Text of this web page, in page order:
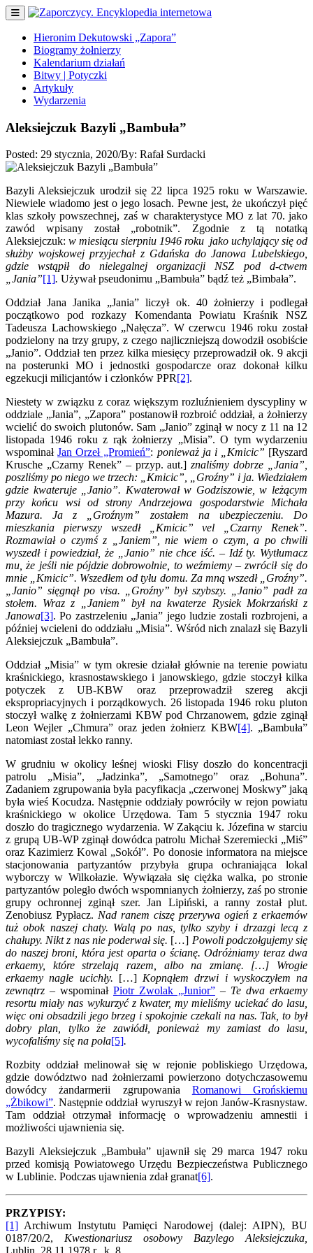
Hieronim Dekutowski „Zapora”
Biogramy żołnierzy
Kalendarium działań
Bitwy | Potyczki
Artykuły
Wydarzenia
Aleksiejczuk Bazyli „Bambuła”
Posted: 29 stycznia, 2020/By: Rafał Surdacki
Bazyli Aleksiejczuk urodził się 22 lipca 1925 roku w Warszawie.
Niewiele wiadomo jest o jego losach. Pewne jest, że ukończył pięć
klas szkoły powszechnej, zaś w charakterystyce MO z lat 70. jako
zawód wpisany został „robotnik”. Zgodnie z tą notatką
Aleksiejczuk: w miesiącu sierpniu 1946 roku jako uchylający się od
służby wojskowej przyjechał z Gdańska do Janowa Lubelskiego,
gdzie wstąpił do nielegalnej organizacji NSZ pod d-ctwem
„Jania”[1]. Używał pseudonimu „Bambuła” bądź też „Bimbała”.
Oddział Jana Janika „Jania” liczył ok. 40 żołnierzy i podlegał
początkowo pod rozkazy Komendanta Powiatu Kraśnik NSZ
Tadeusza Lachowskiego „Nałęcza”. W czerwcu 1946 roku został
podzielony na trzy grupy, z czego najliczniejszą dowodził osobiście
„Janio”. Oddział ten przez kilka miesięcy przeprowadził ok. 9 akcji
na posterunki MO i jednostki gospodarcze oraz dokonał kilku
egzekucji milicjantów i członków PPR[2].
Niestety w związku z coraz większym rozluźnieniem dyscypliny w
oddziale „Jania”, „Zapora” postanowił rozbroić oddział, a żołnierzy
wcielić do swoich plutonów. Sam „Janio” zginął w nocy z 11 na 12
listopada 1946 roku z rąk żołnierzy „Misia”. O tym wydarzeniu
wspominałJan Orzeł „Promień”: ponieważ ja i „Kmicic” [Ryszard
Krusche „Czarny Renek” – przyp. aut.]znaliśmy dobrze „Jania”,
poszliśmy po niego we trzech: „Kmicic”, „Groźny” i ja. Wiedziałem
gdzie kwateruje „Janio”. Kwaterował w Godziszowie, w leżącym
przy końcu wsi od strony Andrzejowa gospodarstwie Michała
Mazura. Ja z „Groźnym” zostałem na ubezpieczeniu. Do
mieszkania pierwszy wszedł „Kmicic” vel „Czarny Renek”.
Rozmawiał o czymś z „Janiem”, nie wiem o czym, a po chwili
wyszedł i powiedział, że „Janio” nie chce iść. – Idź ty. Wytłumacz
mu, że jeśli nie pójdzie dobrowolnie, to weźmiemy – zwrócił się do
mnie „Kmicic”. Wszedłem od tyłu domu. Za mną wszedł „Groźny”.
„Janio” sięgnął po visa. „Groźny” był szybszy. „Janio” padł za
stołem. Wraz z „Janiem” był na kwaterze Rysiek Mokrzański z
Janowa[3]. Po zastrzeleniu „Jania” jego ludzie zostali rozbrojeni, a
później wcieleni do oddziału „Misia”. Wśród nich znalazł się Bazyli
Aleksiejczuk „Bambuła”.
Oddział „Misia” w tym okresie działał głównie na terenie powiatu
kraśnickiego, krasnostawskiego i janowskiego, gdzie stoczył kilka
potyczek z UB-KBW oraz przeprowadził szereg akcji
ekspropriacyjnych i porządkowych. 26 listopada 1946 roku pluton
stoczył walkę z żołnierzami KBW pod Chrzanowem, gdzie zginął
Leon Wejler „Chmura” oraz jeden żołnierz KBW[4]. „Bambuła”
natomiast został lekko ranny.
W grudniu w okolicy leśnej wioski Flisy doszło do koncentracji
patrolu „Misia”, „Jadzinka”, „Samotnego” oraz „Bohuna”.
Zadaniem zgrupowania była pacyfikacja „czerwonej Moskwy” jaką
była wieś Kocudza. Następnie oddziały powróciły w rejon powiatu
kraśnickiego w okolice Urzędowa. Tam 5 stycznia 1947 roku
doszło do tragicznego wydarzenia. W Zakąciu k. Józefina w starciu
z grupą UB-WP zginął dowódca patrolu Michał Szeremiecki „Miś”
oraz Kazimierz Kowal „Sokół”. Po donosie informatora na miejsce
stacjonowania partyzantów przybyła grupa ochraniająca lokal
wyborczy w Wilkołazie. Wywiązała się ciężka walka, po stronie
partyzantów poległo dwóch wspomnianych żołnierzy, zaś po stronie
grupy ochronnej zginął szer. Jan Lipiński, a ranny został plut.
Zenobiusz Pypłacz. Nad ranem ciszę przerywa ogień z erkaemów
tuż obok naszej chaty. Walą po nas, tylko szyby i drzazgi lecą z
chałupy. Nikt z nas nie poderwał się. […] Powoli podczołgujemy się
do naszej broni, która jest oparta o ścianę. Odróżniamy teraz dwa
erkaemy, które strzelają razem, albo na zmianę. […] Wrogie
erkaemy nagle ucichły. […] Kopnąłem drzwi i wyskoczyłem na
zewnątrz – wspominał Piotr Zwolak „Junior” – Te dwa erkaemy
resortu miały nas wykurzyć z kwater, my mieliśmy uciekać do lasu,
więc oni obsadzili jego brzeg i spokojnie czekali na nas. Tak, to był
dobry plan, tylko że zawiódł, ponieważ my zamiast do lasu,
wycofaliśmy się na pola[5].
Rozbity oddział melinował się w rejonie pobliskiego Urzędowa,
gdzie dowództwo nad żołnierzami powierzono dotychczasowemu
dowódcy żandarmerii zgrupowania Romanowi Grońskiemu
„Żbikowi”. Następnie oddział wyruszył w rejon Janów-Krasnystaw.
Tam oddział otrzymał informację o wprowadzeniu amnestii i
możliwości ujawnienia się.
Bazyli Aleksiejczuk „Bambuła” ujawnił się 29 marca 1947 roku
przed komisją Powiatowego Urzędu Bezpieczeństwa Publicznego
w Lublinie. Podczas ujawnienia zdał granat[6].
PRZYPISY:
[1] Archiwum Instytutu Pamięci Narodowej (dalej: AIPN), BU
0187/20/2, Kwestionariusz osobowy Bazylego Aleksiejczuka,